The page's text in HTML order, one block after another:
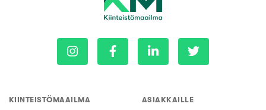
KIINTEISTÖMAAILMA ASIAKKAILLE